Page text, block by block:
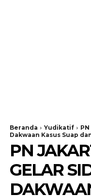
Beranda Yudikatif
Dakwaan Kasus Suap
PN
GELAR